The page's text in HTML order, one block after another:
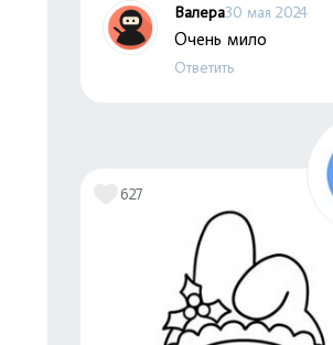
Валера30 мая 2024
Очень мило
Ответить
627